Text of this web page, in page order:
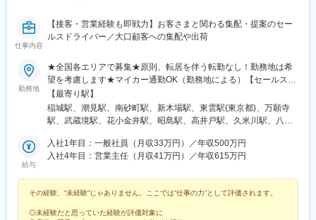
(宮崎県)、高鍋駅、三股駅、東旭川駅、倶知安駅、岩見沢駅、新富
士駅(北海道)、根室駅、新川駅(北海道)、環状通東駅、南郷１３丁
目駅、問寒別駅、東室蘭駅、ほしみ駅、深川駅、長都駅、西帯広
重浜駅、磯分内駅、富良野駅、西北見駅、名寄高校駅、桂台駅、
遠軽駅、木古内駅、くりこま高原駅、荒井駅(宮城県)、福田町駅、
泉中央駅、古川駅、東白石駅、泉駅(常磐線)、藤田駅、七日町駅、
泉崎駅、中荒井駅、日立木駅、安達駅、五百川駅、東酒田駅、高
擶駅、置賜駅、山ノ目駅、花巻空港駅(東北本線)、岩手飯岡駅、地
大曲駅(秋田県)、能代駅、西目駅、金谷沢駅、田んぼアート駅、七
戸十和田駅、新青森駅、小中野駅、東陽町駅、東中野駅、神戸駅
仕事内容
【接客・営業経験も即戦力】お客さまと関わる集配・提案のセー
ルスドライバー／大口顧客への集配や出荷
勤務地
★全国各エリアで募集★原則、転居を伴う転勤なし！勤務地は希
望を考慮します★マイカー通勤OK（勤務地による）【セールスド
ライバー】【ルート（輸送）ドライバー】■関東エリア東京、埼
玉、神奈川、栃木、群馬、千葉、茨城■東海エリア愛知、三重、岐
阜、静岡■甲信越エリア新潟、長野、山梨■北陸エリア石川、福
国・四国エリア香川、愛媛、高知、徳島、広島、島根、岡山、山
口、鳥取■九州エリア福岡、長崎、大分、佐賀、熊本、鹿児島、沖
秋田、青森
【最寄り駅】
稲城駅、潮見駅、南砂町駅、新木場駅、東雲駅(東京都)、万願寺
駅、武蔵境駅、花小金井駅、昭島駅、高井戸駅、久米川駅、八王
駅、永田駅(埼玉県)、鳩ケ谷駅、鳥浜駅、高座渋谷駅、踊場駅、新
羽駅、羽沢横浜国大駅、中野島駅、武蔵新城駅、相模大野駅、秦
駅、細谷駅(群馬県)、松飛台駅、成田空港駅(鉄道)、スポーツセン
ター駅、千葉みなと駅、誉田駅、神立駅、みどりの駅、南栗橋
給与
入社1年目：一般社員（月収33万円）／年収500万円
入社4年目：営業主任（月収41万円）／年収615万円
その経験、“未経験”じゃありません。ここでは“仕事の力”として評価されます。
◎未経験だと思っていた経験が評価対象に